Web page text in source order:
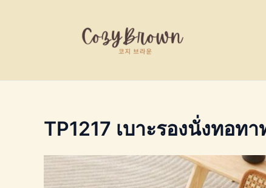
TP1217 เบาะรองนั่งทอท